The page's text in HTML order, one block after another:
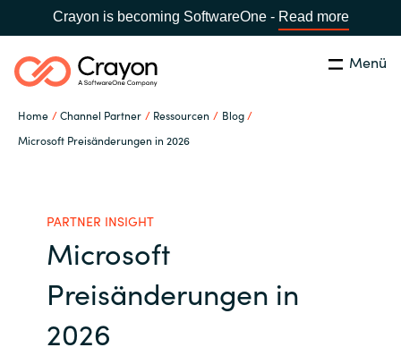
Crayon is becoming SoftwareOne - Read more
Menü
Home Channel Partner Ressourcen
Blog
Microsoft Preisänderungen in 2026
Global site
Africa
Suchen Schließen
Unsere Expertise
Ressourcen
IT Campus - Customer Trainings
PARTNER INSIGHT
Microsoft
Preisänderungen in
2026